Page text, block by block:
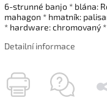
6-strunné banjo * blána:
mahagon * hmatník:
* hardware: chromovaný
Detailní informace